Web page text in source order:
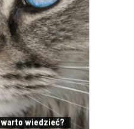
wiedzieć?